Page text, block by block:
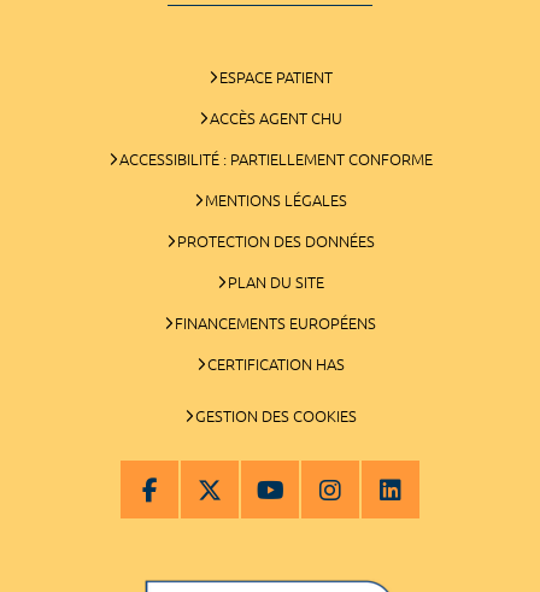
ESPACE PATIENT
ACCÈS AGENT CHU
ACCESSIBILITÉ : PARTIELLEMENT CONFORME
MENTIONS LÉGALES
PROTECTION DES DONNÉES
PLAN DU SITE
FINANCEMENTS EUROPÉENS
CERTIFICATION HAS
GESTION DES COOKIES